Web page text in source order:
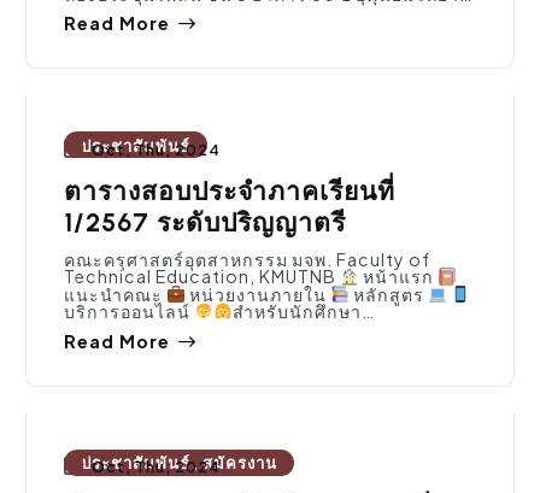
Read More
ประชาสัมพันธ์
Oct, Thu, 2024
ตารางสอบประจำภาคเรียนที่
1/2567 ระดับปริญญาตรี
คณะครุศาสตร์อุตสาหกรรม มจพ. Faculty of
Technical Education, KMUTNB
หน้าแรก
แนะนำคณะ
หน่วยงานภายใน
หลักสูตร
บริการออนไลน์
สำหรับนักศึกษา…
Read More
ประชาสัมพันธ์,สมัครงาน
Oct, Thu, 2024